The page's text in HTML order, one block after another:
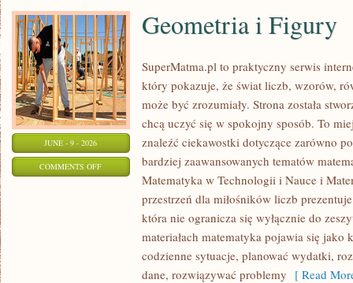
JUNE - 9 - 2026
COMMENTS OFFON
GEOMETRIA
Geometria i Figury
SuperMatma.pl to praktyczny serwis
który pokazuje, że świat liczb, wzorów,
może być zrozumiały. Strona została
chcą uczyć się w spokojny sposób. To
znaleźć ciekawostki dotyczące zarówno
bardziej zaawansowanych tematów
Matematyka w Technologii i Nauce i
przestrzeń dla miłośników liczb
która nie ogranicza się wyłącznie do
materiałach matematyka pojawia się
codzienne sytuacje, planować wydatki,
dane, rozwiązywać problemy [ Read